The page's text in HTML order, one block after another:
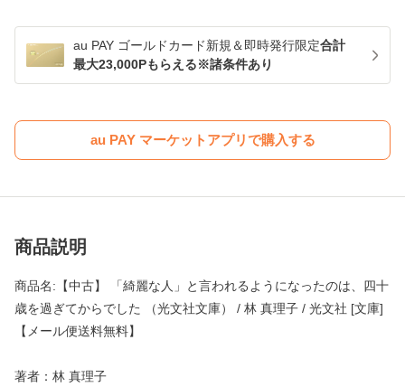
au PAY ゴールドカード新規＆即時発行限定合計
最大23,000Pもらえる※諸条件あり
au PAY マーケットアプリで購入する
商品説明
商品名:【中古】 「綺麗な人」と言われるようになったのは、四十
歳を過ぎてからでした （光文社文庫） / 林 真理子 / 光文社 [文庫]
【メール便送料無料】
著者：林 真理子